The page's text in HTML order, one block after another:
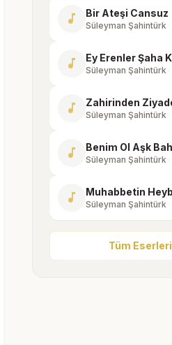
music_note Bir Ateşi Cansuz
Süleyman Şahintürk
music_note Ey Erenler Şaha
Süleyman Şahintürk
music_note Zahirinden
Süleyman Şahintürk
music_note Benim Ol Aşk
Süleyman Şahintürk
music_note Muhabbetin
Süleyman Şahintürk
Tüm